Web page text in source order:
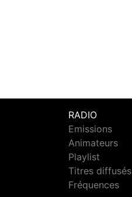
RADIO
Emissions
Animateurs
Playlist
Titres diffusés
Fréquences